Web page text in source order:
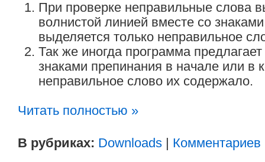
При проверке неправильные слова
волнистой линией вместе со
выделяется только неправильное
Так же иногда программа
знаками препинания в начале или в
неправильное слово их содержало.
Читать полностью »
В рубриках: Downloads Комментариев